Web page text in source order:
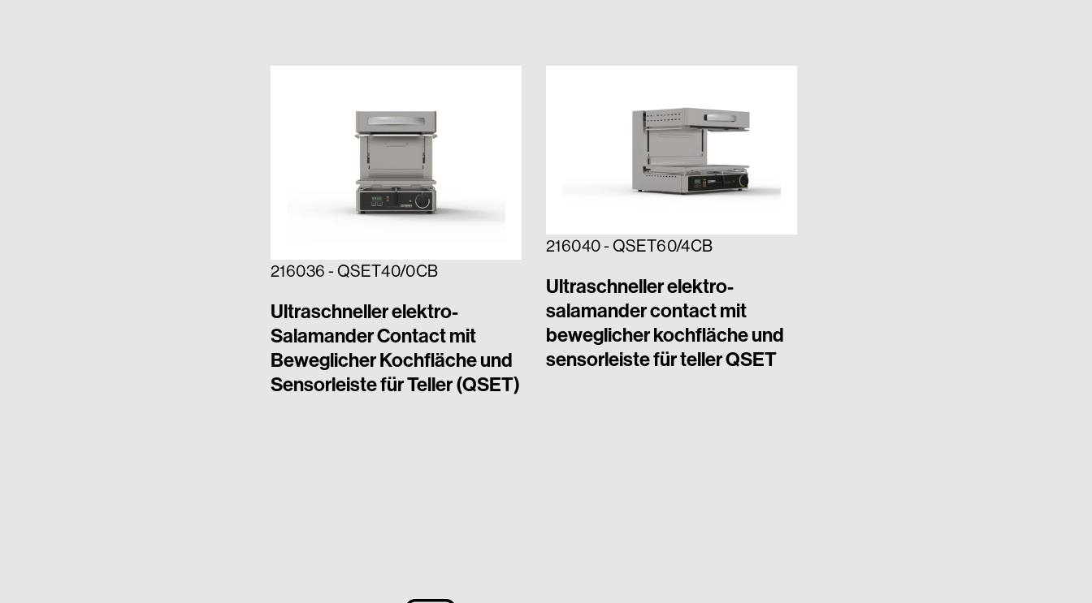
216036 - QSET40/0CB
Ultraschneller elektro-
Salamander Contact mit
Beweglicher Kochfläche und
Sensorleiste für Teller (QSET)
216040 - QSET60/4CB
Ultraschneller elektro-
salamander contact mit
beweglicher kochfläche und
sensorleiste für teller QSET